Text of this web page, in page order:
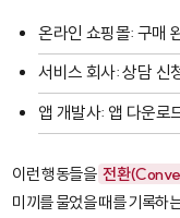
온라인 쇼핑몰: 구매
서비스 회사: 상담 신
앱 개발사: 앱 다운로
이런 행동들을 전환
미끼를 물었을 때를 기록하